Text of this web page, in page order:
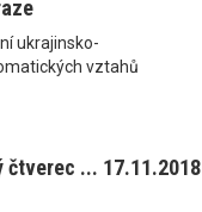
ukrajinsko-
vztahů
... 17.11.2018